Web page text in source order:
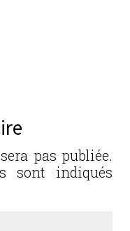
pas publiée.
sont indiqués